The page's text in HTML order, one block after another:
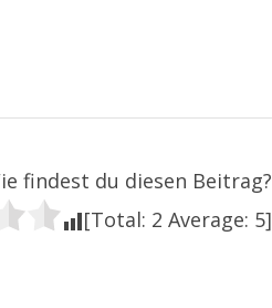
findest du diesen Beitrag?
[Total: 2 Average: 5]